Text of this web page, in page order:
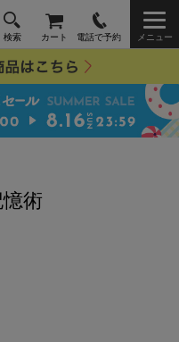
検索 カート 電話で予約 メニュー
術